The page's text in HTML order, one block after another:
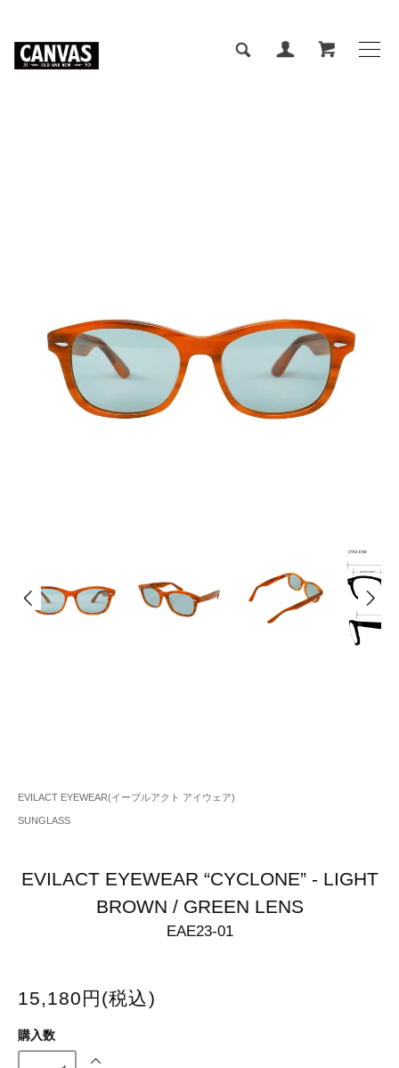
EVILACT EYEWEAR(イーブルアクト アイウェア)
SUNGLASS
EVILACT EYEWEAR “CYCLONE” - LIGHT
BROWN / GREEN LENS
EAE23-01
15,180円(税込)
購入数